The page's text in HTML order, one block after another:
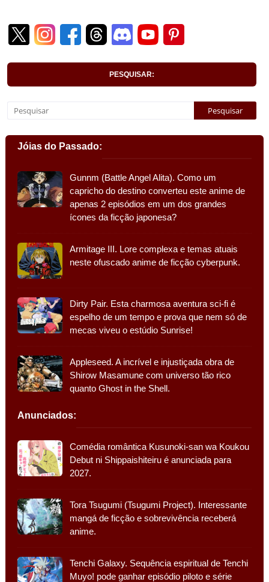
PESQUISAR:
Jóias do Passado:
Gunnm (Battle Angel Alita). Como um
capricho do destino converteu este anime de
apenas 2 episódios em um dos grandes
ícones da ficção japonesa?
Armitage III. Lore complexa e temas atuais
neste ofuscado anime de ficção cyberpunk.
Dirty Pair. Esta charmosa aventura sci-fi é
espelho de um tempo e prova que nem só de
mecas viveu o estúdio Sunrise!
Appleseed. A incrível e injustiçada obra de
Shirow Masamune com universo tão rico
quanto Ghost in the Shell.
Anunciados:
Comédia romântica Kusunoki-san wa Koukou
Debut ni Shippaishiteiru é anunciada para
2027.
Tora Tsugumi (Tsugumi Project). Interessante
mangá de ficção e sobrevivência receberá
anime.
Tenchi Galaxy. Sequência espiritual de Tenchi
Muyo! pode ganhar episódio piloto e série